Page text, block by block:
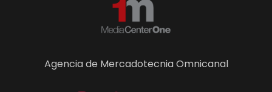
Agencia de Mercadotecnia Omnicanal